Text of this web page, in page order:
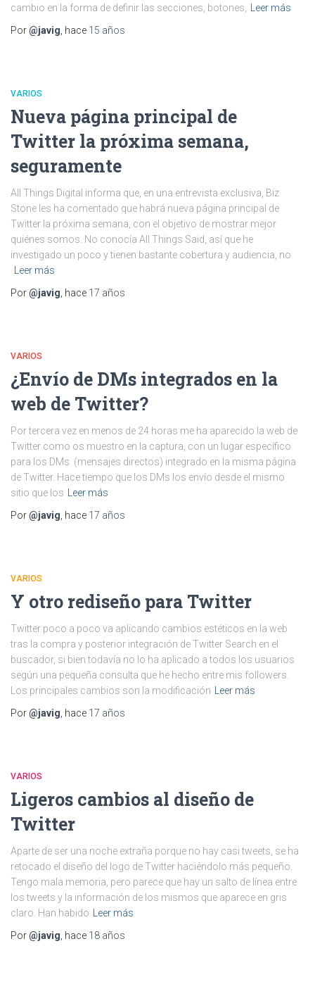
cambio en la forma de definir las secciones, botones,
Leer más
Por@javig , hace 15 años
VARIOS
Nueva página principal de
Twitter la próxima semana,
seguramente
All Things Digital informa que, en una entrevista exclusiva, Biz
Stone les ha comentado que habrá nueva página principal de
Twitter la próxima semana, con el objetivo de mostrar mejor
quiénes somos. No conocía All Things Said, así que he
investigado un poco y tienen bastante cobertura y audiencia, no
Leer más
Por@javig , hace 17 años
VARIOS
¿Envío de DMs integrados en la
web de Twitter?
Por tercera vez en menos de 24 horas me ha aparecido la web de
Twitter como os muestro en la captura, con un lugar específico
para los DMs (mensajes directos) integrado en la misma página
de Twitter. Hace tiempo que los DMs los envío desde el mismo
sitio que los
Leer más
Por@javig , hace 17 años
VARIOS
Y otro rediseño para Twitter
Twitter poco a poco va aplicando cambios estéticos en la web
tras la compra y posterior integración de Twitter Search en el
buscador, si bien todavía no lo ha aplicado a todos los usuarios
según una pequeña consulta que he hecho entre mis followers.
Los principales cambios son la modificación
Leer más
Por@javig , hace 17 años
VARIOS
Ligeros cambios al diseño de
Twitter
Aparte de ser una noche extraña porque no hay casi tweets, se ha
retocado el diseño del logo de Twitter haciéndolo más pequeño.
Tengo mala memoria, pero parece que hay un salto de línea entre
los tweets y la información de los mismos que aparece en gris
claro. Han habido
Leer más
Por@javig , hace 18 años